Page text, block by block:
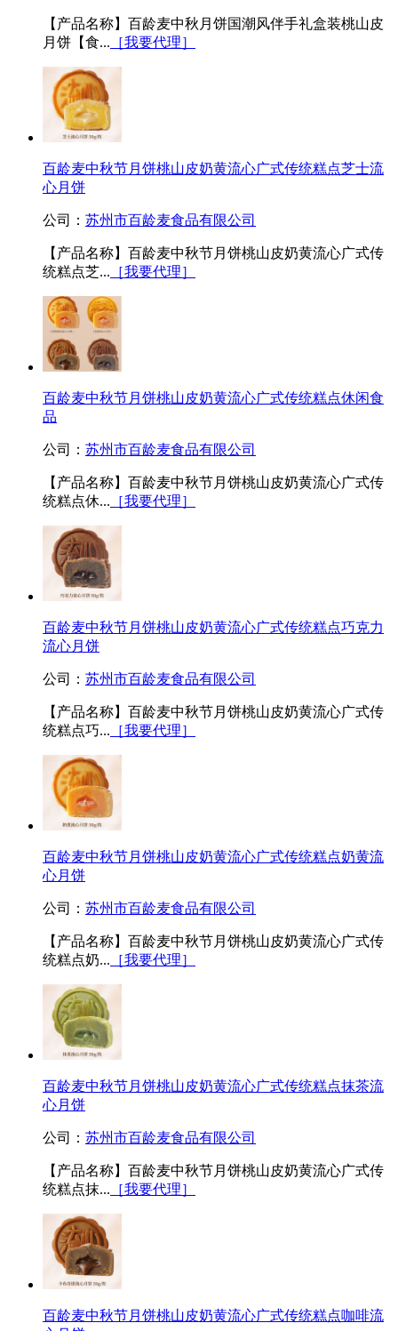
【产品名称】百龄麦中秋月饼国潮风伴手礼盒装桃山皮
月饼【食... ［我要代理］
百龄麦中秋节月饼桃山皮奶黄流心广式传统糕点芝士流
心月饼
公司： 苏州市百龄麦食品有限公司
【产品名称】百龄麦中秋节月饼桃山皮奶黄流心广式传
统糕点芝... ［我要代理］
百龄麦中秋节月饼桃山皮奶黄流心广式传统糕点休闲食
品
公司： 苏州市百龄麦食品有限公司
【产品名称】百龄麦中秋节月饼桃山皮奶黄流心广式传
统糕点休... ［我要代理］
百龄麦中秋节月饼桃山皮奶黄流心广式传统糕点巧克力
流心月饼
公司： 苏州市百龄麦食品有限公司
【产品名称】百龄麦中秋节月饼桃山皮奶黄流心广式传
统糕点巧... ［我要代理］
百龄麦中秋节月饼桃山皮奶黄流心广式传统糕点奶黄流
心月饼
公司： 苏州市百龄麦食品有限公司
【产品名称】百龄麦中秋节月饼桃山皮奶黄流心广式传
统糕点奶... ［我要代理］
百龄麦中秋节月饼桃山皮奶黄流心广式传统糕点抹茶流
心月饼
公司： 苏州市百龄麦食品有限公司
【产品名称】百龄麦中秋节月饼桃山皮奶黄流心广式传
统糕点抹... ［我要代理］
百龄麦中秋节月饼桃山皮奶黄流心广式传统糕点咖啡流